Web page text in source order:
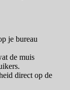
je bureau
de muis
direct op de